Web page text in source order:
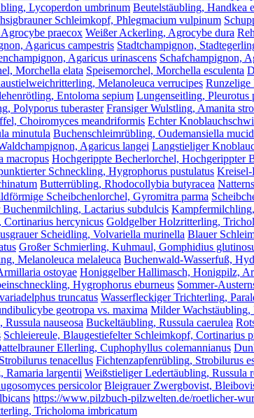
Lycoperdon umbrinum Beutelstäubling, Handkea
Schleimkopf, Phlegmacium vulpinum
praecox Weißer Ackerling, Agrocybe dura
Agaricus campestris Stadtchampignon,
Agaricus urinascens Schafchampignon,
Morchella elata Speisemorchel, Morchella esculenta
Melanoleuca verrucipes Runzelige
Entoloma sepium Lungenseitling, Pleurotus
Polyporus tuberaster Fransiger Wulstling, Amanita
Choiromyces meandriformis Echter
minutula Buchenschleimrübling, Oudemansiella
Agaricus langei Langstieliger
macropus Hochgerippte Becherlorchel, Hochgerippter
Schneckling, Hygrophorus pustulatus
Butterrübling, Rhodocollybia butyracea
Scheibchenlorchel, Gyromitra parma
Buchenmilchling, Lactarius subdulcis
hercynicus Goldgelber Holzritterling,
Scheidling, Volvariella murinella Blauer
Großer Schmierling, Kuhmaul, Gomphidius
Melanoleuca melaleuca Buchenwald-Wasserfuß,
ostoyae Honiggelber Hallimasch, Honigpilz,
Hygrophorus eburneus Sommer-
truncatus Wasserfleckiger Trichterling,
geotropa vs. maxima Milder Wachstäubling,
nauseosa Buckeltäubling, Russula caerulea
Schleiereule, Blaugestiefelter Schleimkopf, Cortinarius
Ellerling, Cuphophyllus colemannianus
tenacellus Fichtenzapfenrübling, Strobilurus
Ramaria largentii Weißstieliger Ledertäubling, Russula
persicolor Bleigrauer Zwergbovist,
https://www.pilzbuch-pilzwelten.de/roetlicher-
Tricholoma imbricatum